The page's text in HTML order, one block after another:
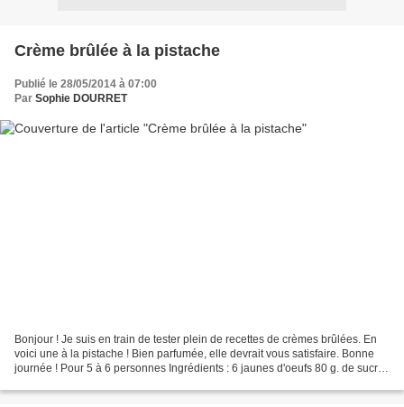
Crème brûlée à la pistache
Publié le 28/05/2014 à 07:00
Par Sophie DOURRET
Bonjour ! Je suis en train de tester plein de recettes de crèmes brûlées. En
voici une à la pistache ! Bien parfumée, elle devrait vous satisfaire. Bonne
journée ! Pour 5 à 6 personnes Ingrédients : 6 jaunes d'oeufs 80 g. de sucre